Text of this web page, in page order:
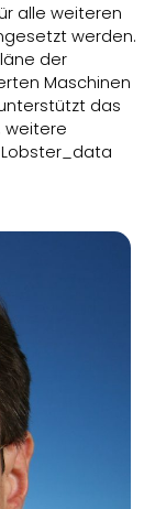
alle weiteren
werden.
der
Maschinen
das
weitere